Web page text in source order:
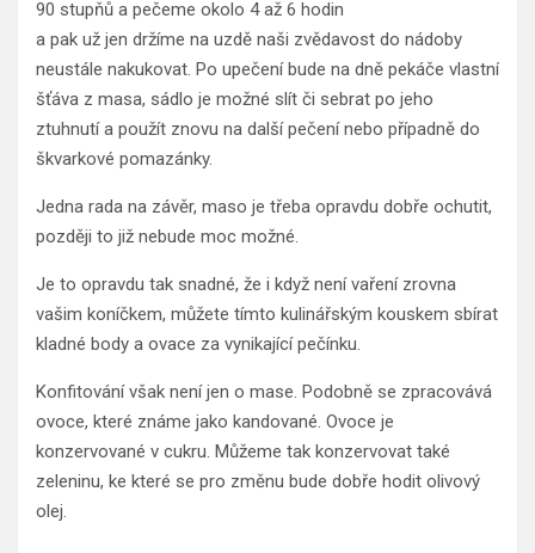
90 stupňů a pečeme okolo 4 až 6 hodin
a pak už jen držíme na uzdě naši zvědavost do nádoby
neustále nakukovat. Po upečení bude na dně pekáče vlastní
šťáva z masa, sádlo je možné slít či sebrat po jeho
ztuhnutí a použít znovu na další pečení nebo případně do
škvarkové pomazánky.
Jedna rada na závěr, maso je třeba opravdu dobře ochutit,
později to již nebude moc možné.
Je to opravdu tak snadné, že i když není vaření zrovna
vašim koníčkem, můžete tímto kulinářským kouskem sbírat
kladné body a ovace za vynikající pečínku.
Konfitování však není jen o mase. Podobně se zpracovává
ovoce, které známe jako kandované. Ovoce je
konzervované v cukru. Můžeme tak konzervovat také
zeleninu, ke které se pro změnu bude dobře hodit olivový
olej.